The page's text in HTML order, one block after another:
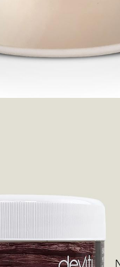
- Dipercaya salon & spa, hasil